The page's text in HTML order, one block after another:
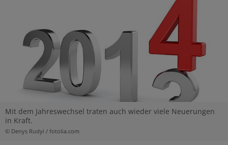
Mit dem Jahreswechsel traten auch wieder viele Neuerungen
in Kraft.
© Denys Rudyi / fotolia.com